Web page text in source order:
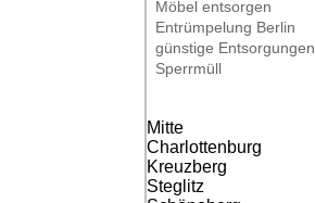
Möbel entsorgen
Entrümpelung Berlin
günstige Entsorgungen
Sperrmüll
Mitte
Charlottenburg
Kreuzberg
Steglitz